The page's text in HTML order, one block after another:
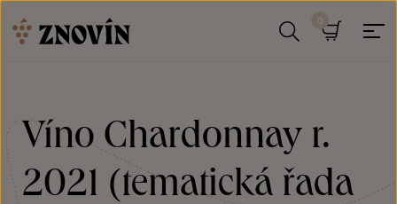
Víno Chardonnay r.
2021 (tematická řada